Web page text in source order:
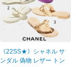
《22SS★》シャネル サ
ンダル 偽物 レザー トン